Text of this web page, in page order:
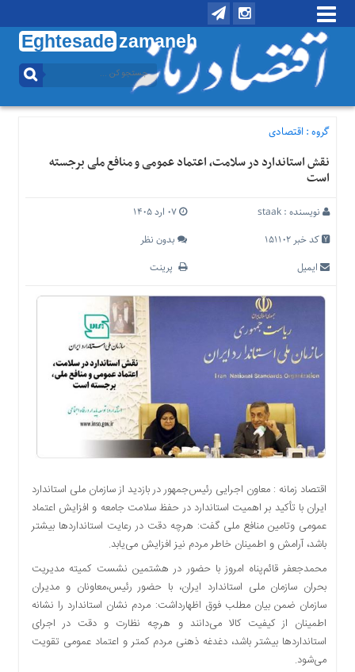
Eghtesade zamaneh
منوی
تماس
درباره
منوی
خانه
اقتصادی
اجتماعی
اقتصادی
اجتماعی
بورس
بانک
صنعت
نفت
انرژی
فناوری
گروه :اقتصادی
نقش استاندارد در سلامت، اعتماد عمومی و منافع ملی برجسته
است
نویسنده :staak
۰۷ ارد ۱۴۰۵
کد خبر 151102
بدون نظر
ایمیل
پرینت
اقتصاد زمانه : معاون اجرایی رئیس‌جمهور در بازدید از سازمان ملی استاندارد
ایران با تأکید بر اهمیت استاندارد در حفظ سلامت جامعه و افزایش اعتماد
عمومی وتامین منافع ملی گفت: هرچه دقت در رعایت استانداردها بیشتر
باشد، آرامش و اطمینان خاطر مردم نیز افزایش می‌یابد.
محمدجعفر قائم‌پناه امروز با حضور در هشتمین نشست کمیته مدیریت
بحران سازمان ملی استاندارد ایران، با حضور رئیس،معاونان و مدیران
سازمان ضمن بیان مطلب فوق اظهارداشت: مردم نشان استاندارد را نشانه
اطمینان از کیفیت کالا می‌دانند و هرچه نظارت و دقت در اجرای
استانداردها بیشتر باشد، دغدغه ذهنی مردم کمتر و اعتماد عمومی تقویت
می‌شود.